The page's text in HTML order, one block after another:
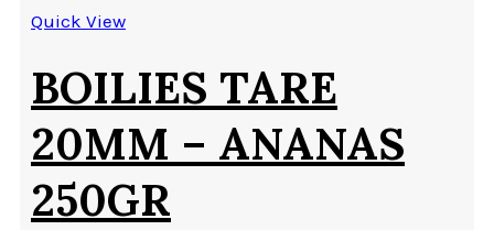
Quick View
BOILIES TARE
20MM – ANANAS
250GR